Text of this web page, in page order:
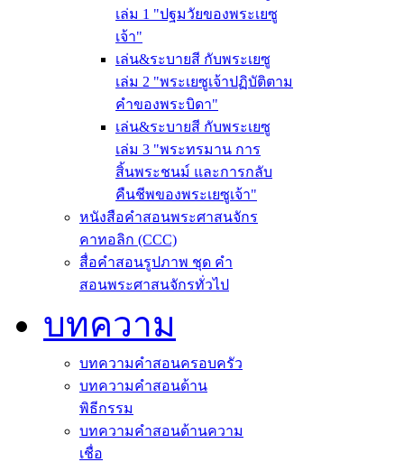
เล่ม 1 "ปฐมวัยของพระเยซู
เจ้า"
เล่น&ระบายสี กับพระเยซู
เล่ม 2 "พระเยซูเจ้าปฏิบัติตาม
คำของพระบิดา"
เล่น&ระบายสี กับพระเยซู
เล่ม 3 "พระทรมาน การ
สิ้นพระชนม์ และการกลับ
คืนชีพของพระเยซูเจ้า"
หนังสือคำสอนพระศาสนจักร
คาทอลิก (CCC)
สื่อคำสอนรูปภาพ ชุด คำ
สอนพระศาสนจักรทั่วไป
บทความ
บทความคำสอนครอบครัว
บทความคำสอนด้าน
พิธีกรรม
บทความคำสอนด้านความ
เชื่อ